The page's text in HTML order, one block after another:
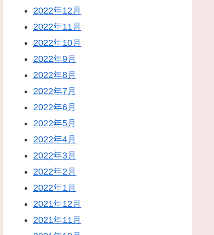
2022年12月
2022年11月
2022年10月
2022年9月
2022年8月
2022年7月
2022年6月
2022年5月
2022年4月
2022年3月
2022年2月
2022年1月
2021年12月
2021年11月